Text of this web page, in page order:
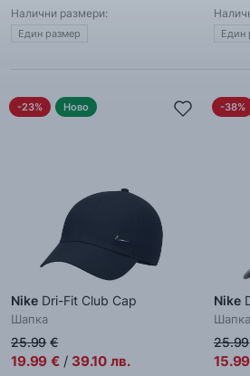
Налични размери:
Един размер Един
-23% Ново
Nike Dri-Fit Club Cap
Шапка
25.99 €
19.99 € / 39.10 лв.
-38%
Nike
Шапка
25.99
15.99